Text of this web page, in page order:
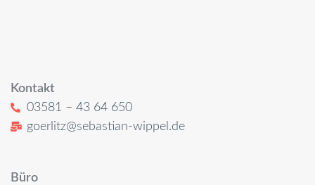
Kontakt
03581 – 43 64 650
goerlitz@sebastian-wippel.de
Büro